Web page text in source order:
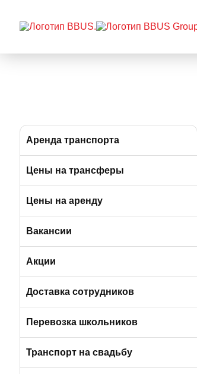
Аренда транспорта
Автобусы (от 39 до 57 мест)
Микроавтобусы (от 9 до 19 мест)
Минивэны (от 5 до 7 мест)
Легковые а/м (от 3 до 4 мест)
Пригородные автобусы
Цены на трансферы
Цены на аренду
Вакансии
Вакансии в Москве
Вакансии в Санкт-Петербурге
Акции
Доставка сотрудников
Автобусами и микроавтобусами
Легковыми авто и минивэнами
Перевозка школьников
Транспорт на свадьбу